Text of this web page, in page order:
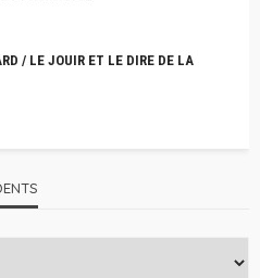
/ LE JOUIR ET LE DIRE DE LA